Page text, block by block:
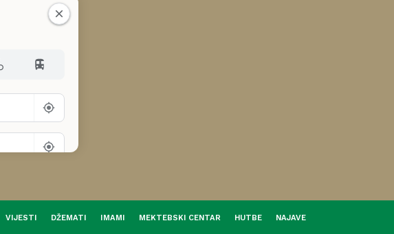
VIJESTI DŽEMATI IMAMI MEKTEBSKI CENTAR HUTBE
NAJAVE